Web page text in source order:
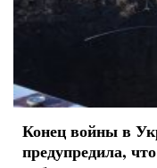
Конец войны в
предупредила,